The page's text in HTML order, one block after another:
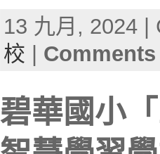
13 九月, 2024
校 |
碧華國小